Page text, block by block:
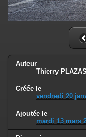
Auteur
Thierry PLAZAS
Créée le
vendredi 20
Ajoutée le
mardi 13 mars